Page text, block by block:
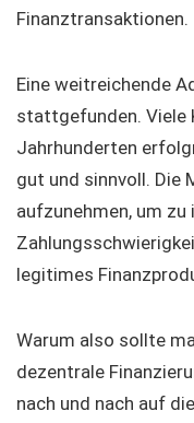
Finanztransaktionen.
Eine weitreichende
stattgefunden. Viele
Jahrhunderten
gut und sinnvoll. Die
aufzunehmen, um
legitimes
Warum also sollte
dezentrale
nach und nach auf die